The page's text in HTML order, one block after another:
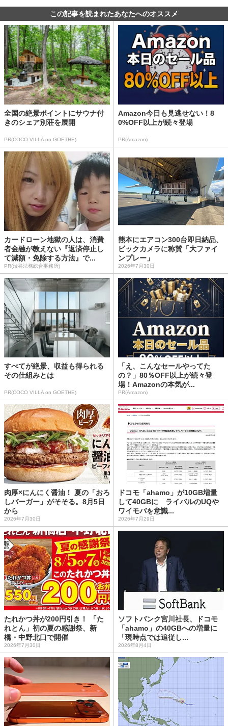
この記事を読まれたあなたへのオススメ
全国の絶景ポイントにサウナ付
きのシェア別荘を展開
PR(COCO VILLA on GOETHE)
Amazon今日も見逃せない！8
0%OFF以上が続々登場
PR(Amazon)
カードローン地獄の人は、消費
者金融が教えない『返済停止し
て減額・免除する方法』で...
PR(渋谷法務総合事務所)
熊本にエアコン300台即日納品、
ビックカメラに称賛「大ファイ
ンプレー」
2026年7月30日
すべてが絶景、収益も得られる
その仕組みとは
PR(COCO VILLA on GOETHE)
「え、こんなセールやってた
の？」80％OFF以上が続々登
場！Amazonの本気が...
PR(Amazon)
肉厚×にんにく醤油！ 夏の「おろ
しバーガー」がそそる。8月5日
から
2026年7月30日
ドコモ「ahamo」が10GB増量
して40GBに ライバルのUQや
ワイモバを意識...
2026年7月29日
たれかつ丼が200円引き！ 「た
れとん」初の夏の感謝祭、新
橋・中野北口で開催
2026年7月30日
ソフトバンク宮川社長、ドコモ
「ahamo」の40GBへの増量に
「現時点では追従し...
2026年8月4日